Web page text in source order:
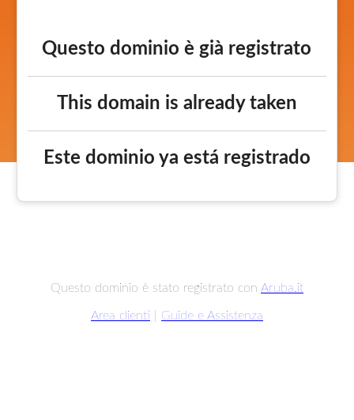
Questo dominio è già registrato
This domain is already taken
Este dominio ya está registrado
Questo dominio è stato registrato con Aruba.it
Area clienti Guide e Assistenza